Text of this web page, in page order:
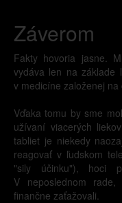
Záverom
Fakty hovoria jasne.
vydáva len na základe
v medicíne založenej na
Vďaka tomu by sme
užívaní viacerých
tabliet je niekedy
reagovať v ľudskom
"sily účinku"), hoci
V neposlednom
finančne zaťažovali.